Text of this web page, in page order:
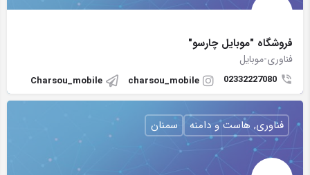
فروشگاه "موبایل چارسو"
فناوری-موبایل
02332227080
charsou_mobile
Charsou_mobile
فناوری, هاست و دامنه سمنان